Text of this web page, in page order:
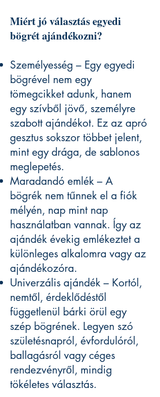
Miért jó választás egyedi
bögrét ajándékozni?
Személyesség – Egy egyedi
bögrével nem egy
tömegcikket adunk, hanem
egy szívből jövő, személyre
szabott ajándékot. Ez az apró
gesztus sokszor többet jelent,
mint egy drága, de sablonos
meglepetés.
Maradandó emlék – A
bögrék nem tűnnek el a fiók
mélyén, nap mint nap
használatban vannak. Így az
ajándék évekig emlékeztet a
különleges alkalomra vagy az
ajándékozóra.
Univerzális ajándék – Kortól,
nemtől, érdeklődéstől
függetlenül bárki örül egy
szép bögrének. Legyen szó
születésnapról, évfordulóról,
ballagásról vagy céges
rendezvényről, mindig
tökéletes választás.